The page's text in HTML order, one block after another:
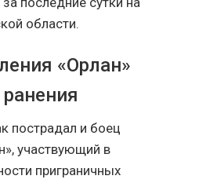
области.
«Орлан»
пострадал и боец
участвующий в
приграничных